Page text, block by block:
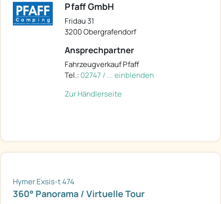
Pfaff GmbH
Fridau 31
3200 Obergrafendorf
Ansprechpartner
Fahrzeugverkauf Pfaff
Tel.: 02747 / ... einblenden
Zur Händlerseite
Hymer Exsis-t 474
360° Panorama / Virtuelle Tour